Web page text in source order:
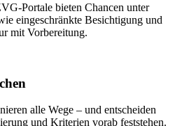
Portale bieten Chancen unter
eingeschränkte Besichtigung und
mit Vorbereitung.
alle Wege – und entscheiden
und Kriterien vorab feststehen.